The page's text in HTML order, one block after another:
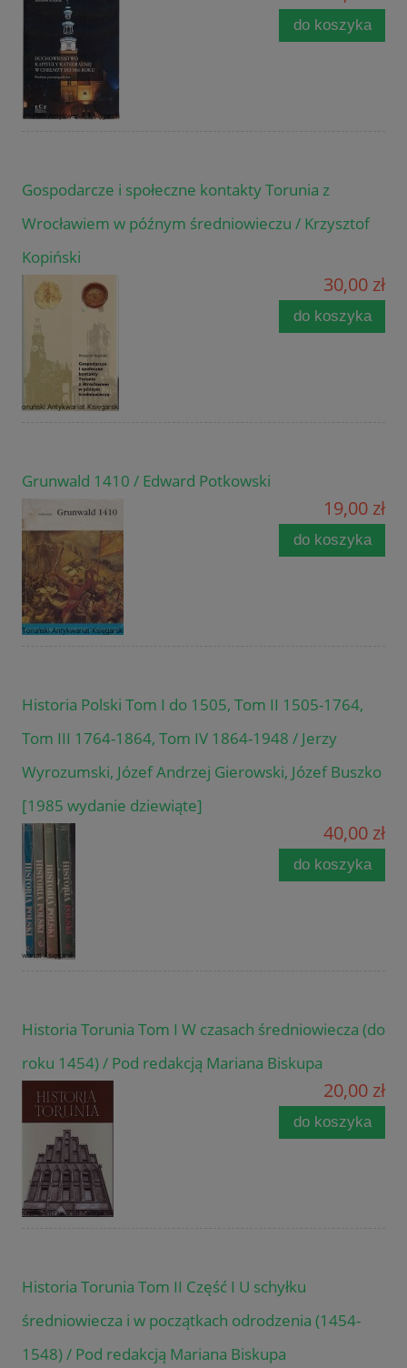
do koszyka
Gospodarcze i społeczne kontakty Torunia z
Wrocławiem w późnym średniowieczu / Krzysztof
Kopiński
30,00 zł
do koszyka
Grunwald 1410 / Edward Potkowski
19,00 zł
do koszyka
Historia Polski Tom I do 1505, Tom II 1505-1764,
Tom III 1764-1864, Tom IV 1864-1948 / Jerzy
Wyrozumski, Józef Andrzej Gierowski, Józef Buszko
[1985 wydanie dziewiąte]
40,00 zł
do koszyka
Historia Torunia Tom I W czasach średniowiecza (do
roku 1454) / Pod redakcją Mariana Biskupa
20,00 zł
do koszyka
Historia Torunia Tom II Część I U schyłku
średniowiecza i w początkach odrodzenia (1454-
1548) / Pod redakcją Mariana Biskupa